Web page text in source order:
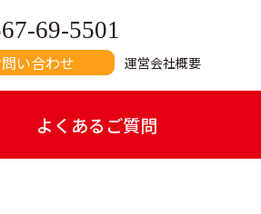
69-5501
い合わせ 運営会社概要
よくあるご質問